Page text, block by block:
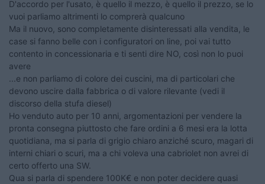
D'accordo per l'usato, è quello il mezzo, è quello il prezzo, se lo
vuoi parliamo altrimenti lo comprerà qualcuno
Ma il nuovo, sono completamente disinteressati alla vendita, le
case si fanno belle con i configuratori on line, poi vai tutto
contento in concessionaria e ti senti dire NO, così non lo puoi
avere
...e non parliamo di colore dei cuscini, ma di particolari che
devono uscire dalla fabbrica o di valore rilevante (vedi il
discorso della stufa diesel)
Ho venduto auto per 10 anni, argomentazioni per vendere la
pronta consegna piuttosto che fare ordini a 6 mesi era la lotta
quotidiana, ma si parla di grigio chiaro anziché scuro, magari di
interni chiari o scuri, ma a chi voleva una cabriolet non avrei di
certo offerto una SW.
Qua si parla di spendere 100K€ e non poter decidere quasi